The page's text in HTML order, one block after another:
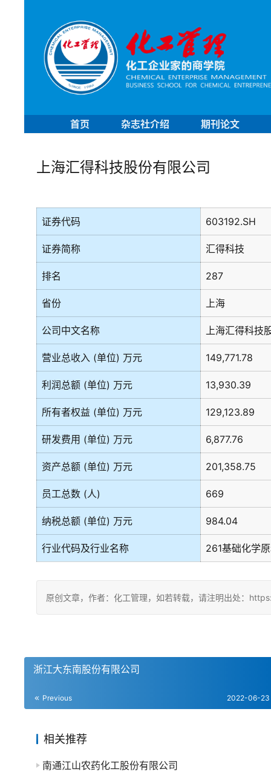
首页 杂志社介绍 期刊论文
上海汇得科技股份有限公司
证券代码 603192.SH
证券简称 汇得科技
排名 287
省份 上海
公司中文名称 上海汇得科技
营业总收入 (单位) 万元 149,771.78
利润总额 (单位) 万元 13,930.39
所有者权益 (单位) 万元 129,123.89
研发费用 (单位) 万元 6,877.76
资产总额 (单位) 万元 201,358.75
员工总数 (人) 669
纳税总额 (单位) 万元 984.04
行业代码及行业名称 261基础化学
原创文章，作者：化工管理，如若转载，请注明出处：
浙江大东南股份有限公司
Previous 2022-06-23
相关推荐
南通江山农药化工股份有限公司